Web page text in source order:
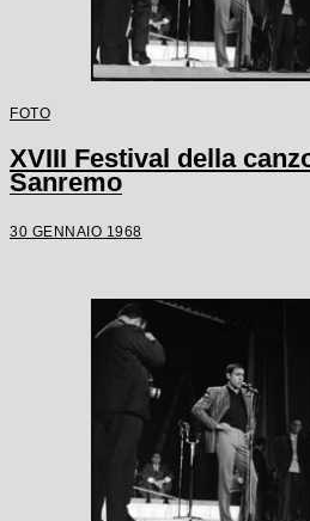
FOTO
XVIII Festival della
Sanremo
30 GENNAIO 1968